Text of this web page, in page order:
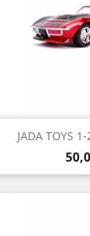
JADA TOYS
